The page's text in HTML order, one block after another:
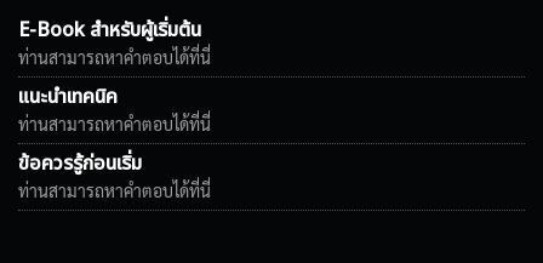
E-Book สำหรับผู้เริ่มต้น
ท่านสามารถหาคำตอบได้ที่นี่
แนะนำเทคนิค
ท่านสามารถหาคำตอบได้ที่นี่
ข้อควรรู้ก่อนเริ่ม
ท่านสามารถหาคำตอบได้ที่นี่